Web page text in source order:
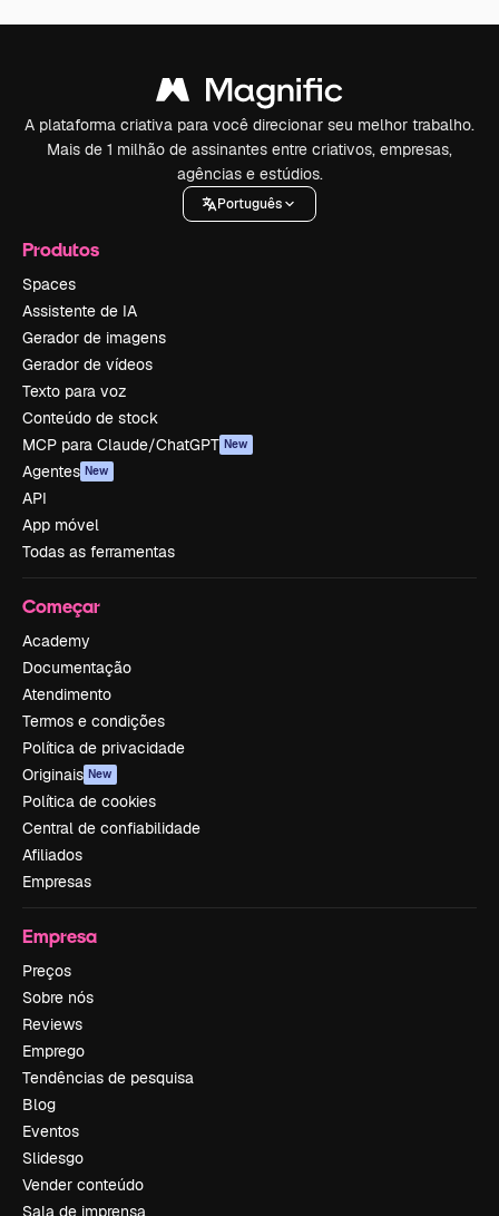
A plataforma criativa para você direcionar seu melhor trabalho.
Mais de 1 milhão de assinantes entre criativos, empresas,
agências e estúdios.
Português
Produtos
Spaces
Assistente de IA
Gerador de imagens
Gerador de vídeos
Texto para voz
Conteúdo de stock
MCP para Claude/ChatGPT New
Agentes New
API
App móvel
Todas as ferramentas
Começar
Academy
Documentação
Atendimento
Termos e condições
Política de privacidade
Originais New
Política de cookies
Central de confiabilidade
Afiliados
Empresas
Empresa
Preços
Sobre nós
Reviews
Emprego
Tendências de pesquisa
Blog
Eventos
Slidesgo
Vender conteúdo
Sala de imprensa